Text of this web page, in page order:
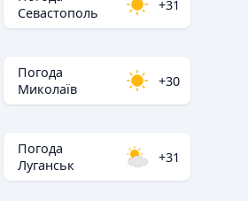
Севастополь
+31
Погода
Миколаїв
+30
Погода
Луганськ
+31